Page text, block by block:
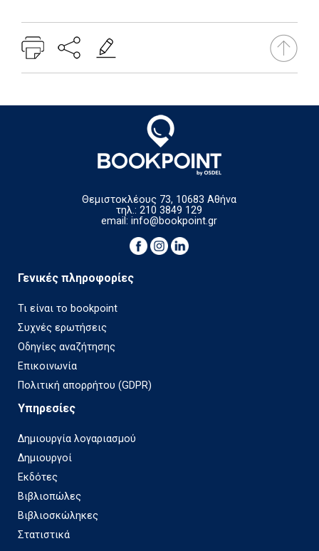
Θεμιστοκλέους 73, 10683 Αθήνα
τηλ.: 210 3849 129
email:info@bookpoint.gr
Γενικές πληροφορίες
Τι είναι το bookpoint
Συχνές ερωτήσεις
Οδηγίες αναζήτησης
Επικοινωνία
Πολιτική απορρήτου (GDPR)
Υπηρεσίες
Δημιουργία λογαριασμού
Δημιουργοί
Εκδότες
Βιβλιοπώλες
Βιβλιοσκώληκες
Στατιστικά